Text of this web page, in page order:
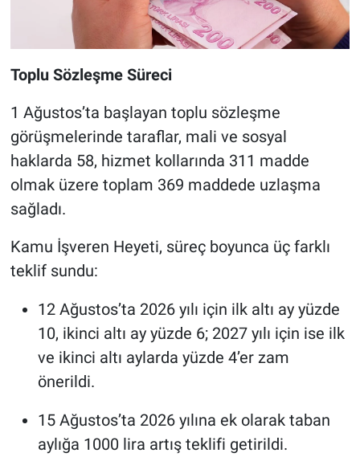
Toplu Sözleşme Süreci
1 Ağustos’ta başlayan toplu sözleşme
görüşmelerinde taraflar, mali ve sosyal
haklarda 58, hizmet kollarında 311 madde
olmak üzere toplam 369 maddede uzlaşma
sağladı.
Kamu İşveren Heyeti, süreç boyunca üç farklı
teklif sundu:
12 Ağustos’ta 2026 yılı için ilk altı ay yüzde
10, ikinci altı ay yüzde 6; 2027 yılı için ise ilk
ve ikinci altı aylarda yüzde 4’er zam
önerildi.
15 Ağustos’ta 2026 yılına ek olarak taban
aylığa 1000 lira artış teklifi getirildi.